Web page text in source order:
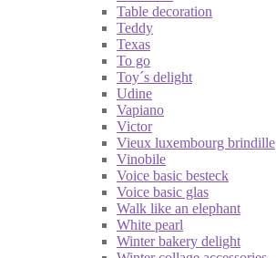
Table decoration
Teddy
Texas
To go
Toy´s delight
Udine
Vapiano
Victor
Vieux luxembourg brindille
Vinobile
Voice basic besteck
Voice basic glas
Walk like an elephant
White pearl
Winter bakery delight